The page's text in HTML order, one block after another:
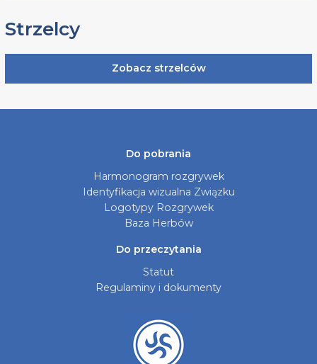
Strzelcy
Zobacz strzelców
Do pobrania
Harmonogram rozgrywek
Identyfikacja wizualna Związku
Logotypy Rozgrywek
Baza Herbów
Do przeczytania
Statut
Regulaminy i dokumenty